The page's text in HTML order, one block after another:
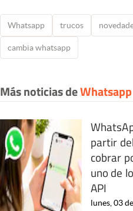
Whatsapp trucos
cambia whatsapp
Más noticias deWhatsapp
partir
cobrar
uno de
API
lunes, 03